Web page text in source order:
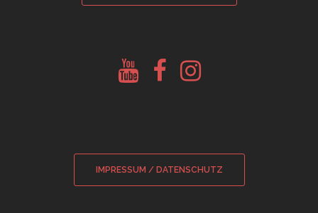
Youtube
Glockenberatung
Facebook
Glockenbörse
Instagram
Glockenbörse
IMPRESSUM / DATENSCHUTZ